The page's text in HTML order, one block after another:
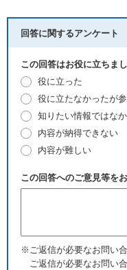
回答に関するアンケート
この回答はお役に立ちま
役に立った
役に立たなかったが
知りたい情報ではな
内容が納得できない
内容が難しい
この回答へのご意見等を
※ご返信が必要なお問い
ご返信が必要なお問い合